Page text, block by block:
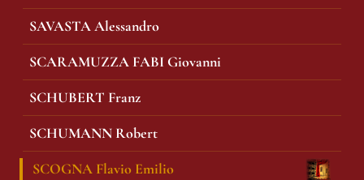
SAVASTA Alessandro
SCARAMUZZA FABI Giovanni
SCHUBERT Franz
SCHUMANN Robert
SCOGNA Flavio Emilio